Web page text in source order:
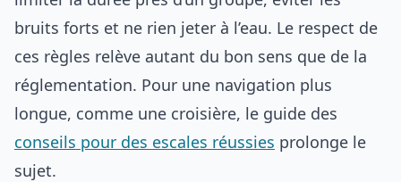
bruits forts et ne rien jeter à l’eau. Le respect de
ces règles relève autant du bon sens que de la
réglementation. Pour une navigation plus
longue, comme une croisière, le guide des
conseils pour des escales réussies prolonge le
sujet.